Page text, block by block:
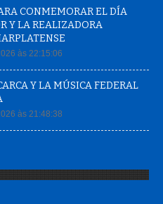
CONMEMORAR EL DÍA
Y LA REALIZADORA
às 22:15:06
Y LA MÚSICA FEDERAL
às 21:48:38